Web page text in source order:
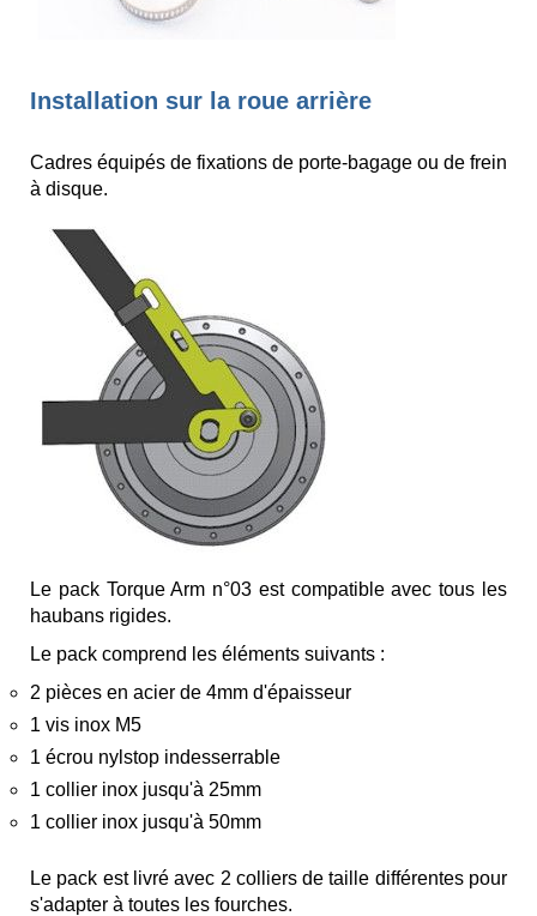
Installation sur la roue arrière
Cadres équipés de fixations de porte-bagage ou de frein
à disque.
Le pack Torque Arm n°03 est compatible avec tous les
haubans rigides.
Le pack comprend les éléments suivants :
2 pièces en acier de 4mm d'épaisseur
1 vis inox M5
1 écrou nylstop indesserrable
1 collier inox jusqu'à 25mm
1 collier inox jusqu'à 50mm
Le pack est livré avec 2 colliers de taille différentes pour
s'adapter à toutes les fourches.